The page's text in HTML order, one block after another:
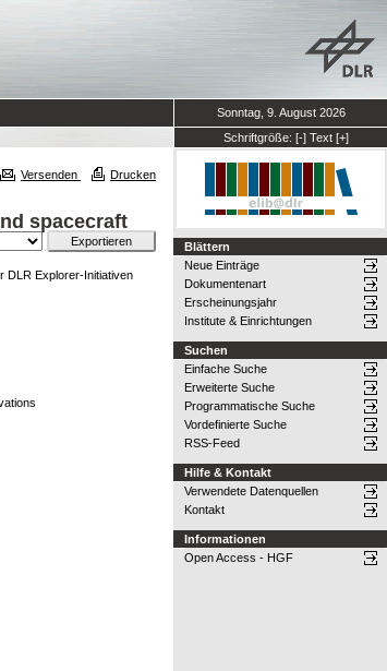
Sonntag, 9. August 2026
Schriftgröße: [-] Text [+]
Versenden Drucken
spacecraft
DLR Explorer-Initiativen
Blättern
Neue Einträge
Dokumentenart
Erscheinungsjahr
Institute & Einrichtungen
Suchen
Einfache Suche
Erweiterte Suche
Programmatische Suche
Vordefinierte Suche
RSS-Feed
Hilfe & Kontakt
Verwendete Datenquellen
Kontakt
Informationen
Open Access - HGF